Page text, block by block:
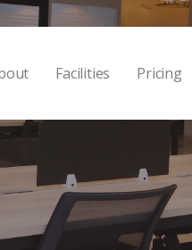
Facilities Pricing